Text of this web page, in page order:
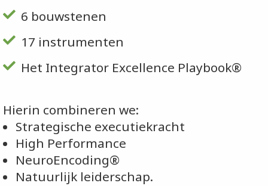
6 bouwstenen
17 instrumenten
Het Integrator Excellence Playbook®
Hierin combineren we:
Strategische executiekracht
High Performance
NeuroEncoding®
Natuurlijk leiderschap.